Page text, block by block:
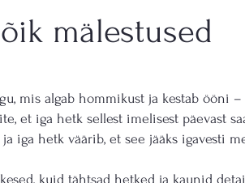
mälestused
mis algab hommikust ja kestab ööni
et iga hetk sellest imelisest päevast
iga hetk väärib, et see jääks igavesti
kuid tähtsad hetked ja kaunid